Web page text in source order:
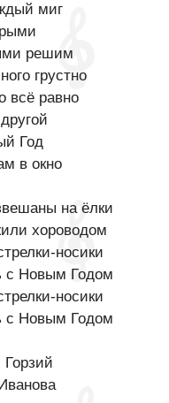
миг
решим
грустно
всё равно
Год
в окно
на ёлки
хороводом
носики
с Новым Годом
носики
с Новым Годом